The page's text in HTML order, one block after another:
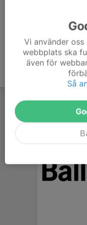
Vi använder
webbplats ska
även för
Så